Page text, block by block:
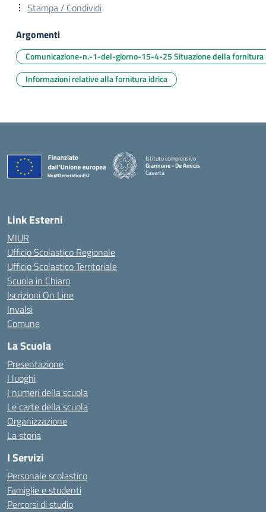
Stampa / Condividi
Argomenti
Comunicazione-n.-1-del-giorno-15-4-25 Situazione della fornitura
Informazioni relative alla fornitura idrica
Istituto comprensivo
Giannone - De Amicis
Caserta
Link Esterni
MIUR
Ufficio Scolastico Regionale
Ufficio Scolastico Territoriale
Scuola in Chiaro
Iscrizioni On Line
Invalsi
Comune
La Scuola
Presentazione
I luoghi
I numeri della scuola
Le carte della scuola
Organizzazione
La storia
I Servizi
Personale scolastico
Famiglie e studenti
Percorsi di studio